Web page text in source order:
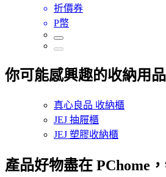
折價券
P幣
你可能感興趣的收納用
真心良品 收納櫃
JEJ 抽屜櫃
JEJ 塑膠收納櫃
產品好物盡在 PChome